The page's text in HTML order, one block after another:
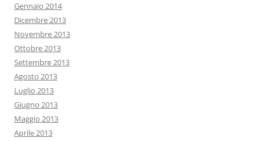
Gennaio 2014
Dicembre 2013
Novembre 2013
Ottobre 2013
Settembre 2013
Agosto 2013
Luglio 2013
Giugno 2013
Maggio 2013
Aprile 2013